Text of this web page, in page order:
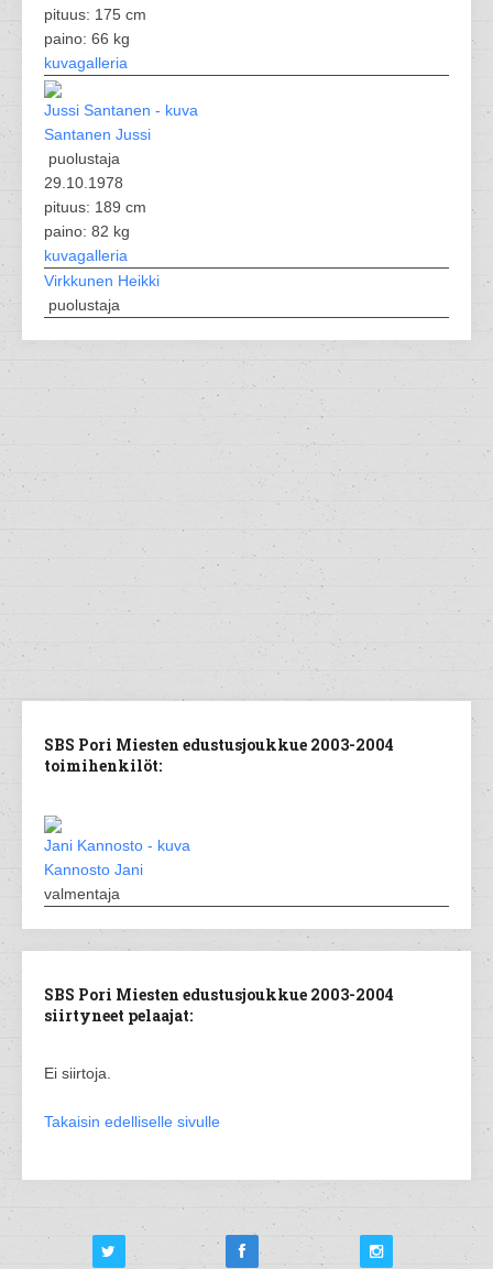
pituus: 175 cm
paino: 66 kg
kuvagalleria
Santanen Jussi
puolustaja
29.10.1978
pituus: 189 cm
paino: 82 kg
kuvagalleria
Virkkunen Heikki
puolustaja
SBS Pori Miesten edustusjoukkue 2003-2004
toimihenkilöt:
Kannosto Jani
valmentaja
SBS Pori Miesten edustusjoukkue 2003-2004
siirtyneet pelaajat:
Ei siirtoja.
Takaisin edelliselle sivulle